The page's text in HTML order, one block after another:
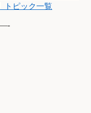
トピック一覧